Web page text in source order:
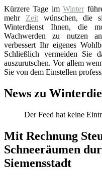
Kürzere Tage imWinter
mehr Zeitwünschen, die
Winterdienst Ihnen, die
Wachwerden zu nutzen
verbessert Ihr eigenes
Schließlich vermeiden Sie
auszurutschen. Vor allem
Sie von dem Einstellen
News zu
Der Feed hat keine
Mit Rechnung
Schneeräumen
Siemensstadt